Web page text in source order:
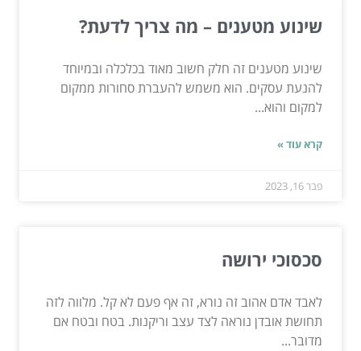
שינוע מטענים – מה צריך לדעת?
שינוע מטענים זה חלק חשוב מאוד בכלכלה ובמיוחד
להנעת עסקים. הוא משמש להעברת סחורות ממקום
למקום והוא...
קרא עוד »
פבר 16, 2023
סכסוכי ירושה
לאבד אדם אהוב זה נורא, זה אף פעם לא קל. מלווה לזה
תחושת אובדן נוראה לצד עצב וריקנות. בטח ובטח אם
מדובר...